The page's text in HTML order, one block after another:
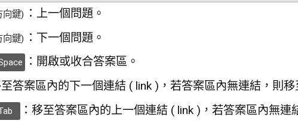
向鍵) ：上一個問題。
向鍵) ：下一個問題。
：開啟或收合答案區。
答案區內的下一個連結 ( link )，若答案區內無連結，則移
：移至答案區內的上一個連結 ( link )，若答案區內無連